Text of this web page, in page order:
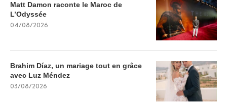
Matt Damon raconte le Maroc de
L’Odyssée
04/08/2026
Brahim Díaz, un mariage tout en grâce
avec Luz Méndez
03/08/2026